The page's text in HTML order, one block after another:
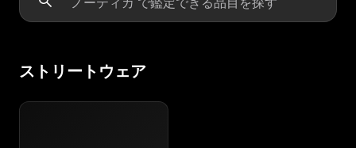
ストリートウェア